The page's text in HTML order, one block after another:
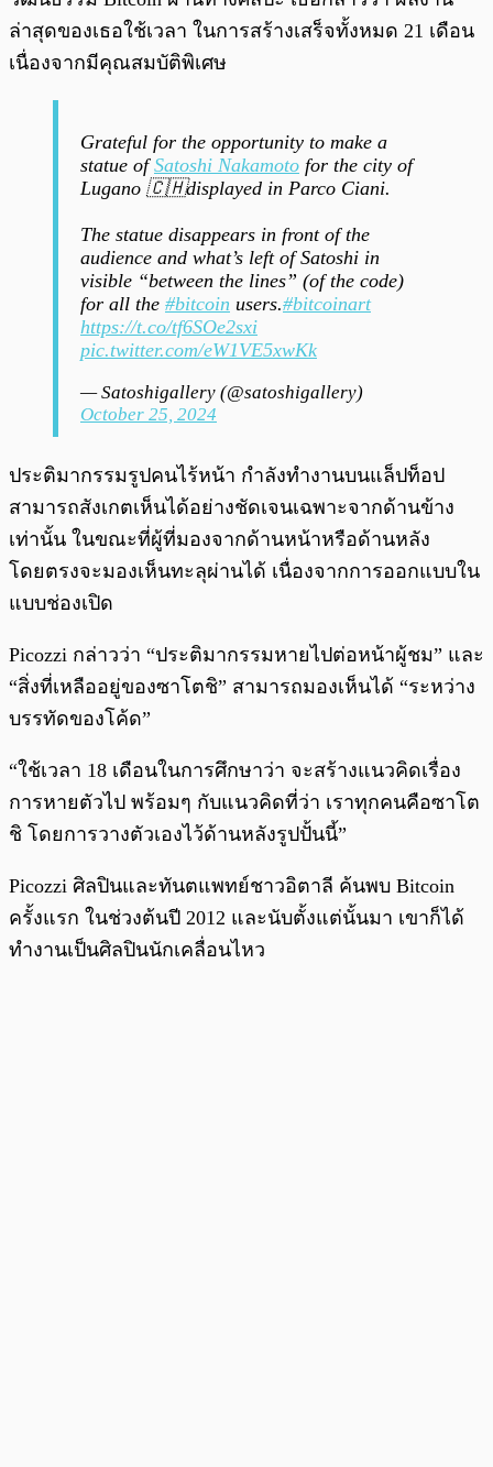
ล่าสุดของเธอใช้เวลา ในการสร้างเสร็จทั้งหมด 21 เดือน
เนื่องจากมีคุณสมบัติพิเศษ
Grateful for the opportunity to make a
statue ofSatoshi Nakamoto for the city of
Lugano 🇨🇭displayed in Parco Ciani.
The statue disappears in front of the
audience and what’s left of Satoshi in
visible “between the lines” (of the code)
for all the #bitcoin users.#bitcoinart
https://t.co/tf6SOe2sxi
pic.twitter.com/eW1VE5xwKk
— Satoshigallery (@satoshigallery)
October 25, 2024
ประติมากรรมรูปคนไร้หน้า กำลังทำงานบนแล็ปท็อป
สามารถสังเกตเห็นได้อย่างชัดเจนเฉพาะจากด้านข้าง
เท่านั้น ในขณะที่ผู้ที่มองจากด้านหน้าหรือด้านหลัง
โดยตรงจะมองเห็นทะลุผ่านได้ เนื่องจากการออกแบบใน
แบบช่องเปิด
Picozzi กล่าวว่า “ประติมากรรมหายไปต่อหน้าผู้ชม” และ
“สิ่งที่เหลืออยู่ของซาโตชิ” สามารถมองเห็นได้ “ระหว่าง
บรรทัดของโค้ด”
“ใช้เวลา 18 เดือนในการศึกษาว่า จะสร้างแนวคิดเรื่อง
การหายตัวไป พร้อมๆ กับแนวคิดที่ว่า เราทุกคนคือซาโต
ชิ โดยการวางตัวเองไว้ด้านหลังรูปปั้นนี้”
Picozzi ศิลปินและทันตแพทย์ชาวอิตาลี ค้นพบ Bitcoin
ครั้งแรก ในช่วงต้นปี 2012 และนับตั้งแต่นั้นมา เขาก็ได้
ทำงานเป็นศิลปินนักเคลื่อนไหว